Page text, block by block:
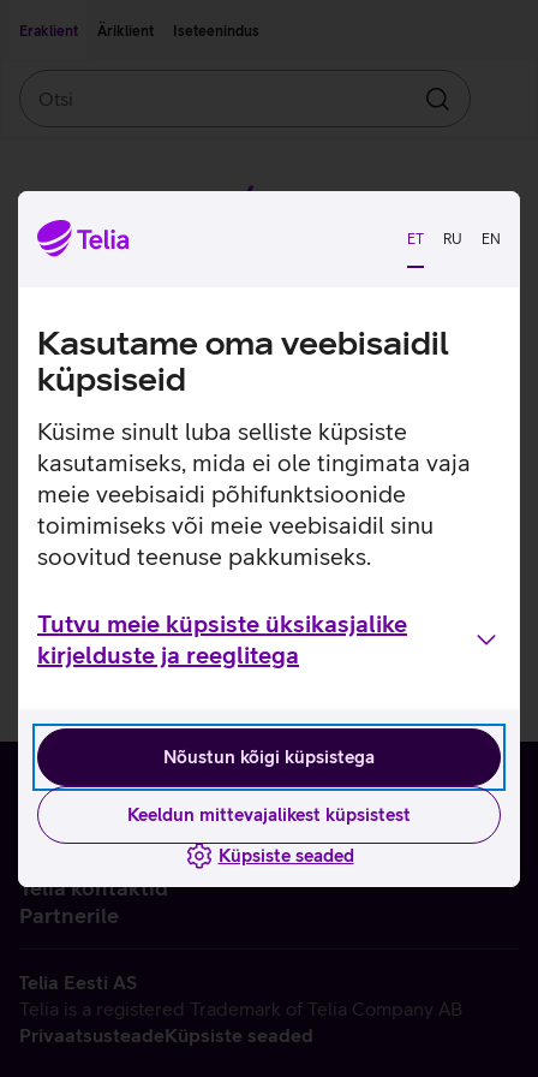
ET RU EN
Kasutame oma veebisaidil
küpsiseid
Küsime sinult luba selliste küpsiste
kasutamiseks, mida ei ole tingimata vaja
meie veebisaidi põhifunktsioonide
toimimiseks või meie veebisaidil sinu
soovitud teenuse pakkumiseks.
Tutvu meie küpsiste üksikasjalike
kirjelduste ja reeglitega
Nõustun kõigi küpsistega
Keeldun mittevajalikest küpsistest
Küpsiste seaded
Eraklient
Äriklient Iseteenindus
Otsin
Telia kontaktid
Partnerile
Telia Eesti AS
Telia is a registered Trademark of Telia Company AB
PrivaatsusteadeKüpsiste seaded